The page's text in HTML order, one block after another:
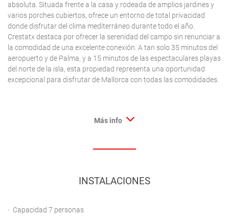
absoluta. Situada frente a la casa y rodeada de amplios jardines y
varios porches cubiertos, ofrece un entorno de total privacidad
donde disfrutar del clima mediterráneo durante todo el año.
Crestatx destaca por ofrecer la serenidad del campo sin renunciar a
la comodidad de una excelente conexión. A tan solo 35 minutos del
aeropuerto y de Palma, y a 15 minutos de las espectaculares playas
del norte de la isla, esta propiedad representa una oportunidad
excepcional para disfrutar de Mallorca con todas las comodidades.
Más info
INSTALACIONES
Capacidad 7 personas